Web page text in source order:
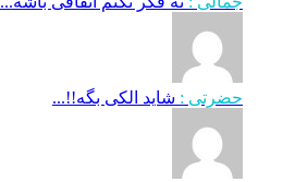
حضرتی : شاید الکی بگه!!...